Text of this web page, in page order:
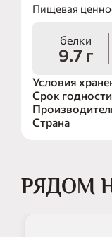
Пищевая
белки
9.7 г
Условия
Срок годности
Страна
РЯДОМ